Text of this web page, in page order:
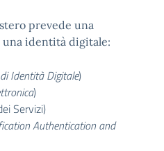
prevede una
identità digitale:
Identità Digitale)
)
Servizi)
Authentication and